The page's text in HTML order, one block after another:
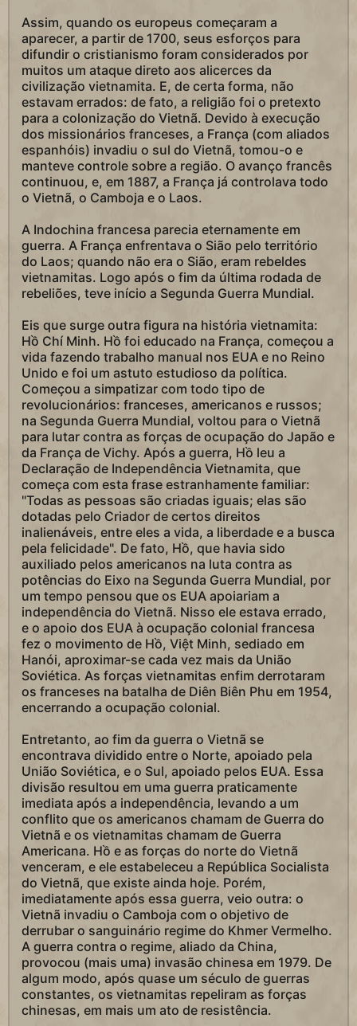
Assim, quando os europeus começaram a
aparecer, a partir de 1700, seus esforços para
difundir o cristianismo foram considerados por
muitos um ataque direto aos alicerces da
civilização vietnamita. E, de certa forma, não
estavam errados: de fato, a religião foi o pretexto
para a colonização do Vietnã. Devido à execução
dos missionários franceses, a França (com aliados
espanhóis) invadiu o sul do Vietnã, tomou-o e
manteve controle sobre a região. O avanço francês
continuou, e, em 1887, a França já controlava todo
o Vietnã, o Camboja e o Laos.
A Indochina francesa parecia eternamente em
guerra. A França enfrentava o Sião pelo território
do Laos; quando não era o Sião, eram rebeldes
vietnamitas. Logo após o fim da última rodada de
rebeliões, teve início a Segunda Guerra Mundial.
Eis que surge outra figura na história vietnamita:
Hồ Chí Minh. Hồ foi educado na França, começou a
vida fazendo trabalho manual nos EUA e no Reino
Unido e foi um astuto estudioso da política.
Começou a simpatizar com todo tipo de
revolucionários: franceses, americanos e russos;
na Segunda Guerra Mundial, voltou para o Vietnã
para lutar contra as forças de ocupação do Japão e
da França de Vichy. Após a guerra, Hồ leu a
Declaração de Independência Vietnamita, que
começa com esta frase estranhamente familiar:
"Todas as pessoas são criadas iguais; elas são
dotadas pelo Criador de certos direitos
inalienáveis, entre eles a vida, a liberdade e a busca
pela felicidade". De fato, Hồ, que havia sido
auxiliado pelos americanos na luta contra as
potências do Eixo na Segunda Guerra Mundial, por
um tempo pensou que os EUA apoiariam a
independência do Vietnã. Nisso ele estava errado,
e o apoio dos EUA à ocupação colonial francesa
fez o movimento de Hồ, Việt Minh, sediado em
Hanói, aproximar-se cada vez mais da União
Soviética. As forças vietnamitas enfim derrotaram
os franceses na batalha de Diên Biên Phu em 1954,
encerrando a ocupação colonial.
Entretanto, ao fim da guerra o Vietnã se
encontrava dividido entre o Norte, apoiado pela
União Soviética, e o Sul, apoiado pelos EUA. Essa
divisão resultou em uma guerra praticamente
imediata após a independência, levando a um
conflito que os americanos chamam de Guerra do
Vietnã e os vietnamitas chamam de Guerra
Americana. Hồ e as forças do norte do Vietnã
venceram, e ele estabeleceu a República Socialista
do Vietnã, que existe ainda hoje. Porém,
imediatamente após essa guerra, veio outra: o
Vietnã invadiu o Camboja com o objetivo de
derrubar o sanguinário regime do Khmer Vermelho.
A guerra contra o regime, aliado da China,
provocou (mais uma) invasão chinesa em 1979. De
algum modo, após quase um século de guerras
constantes, os vietnamitas repeliram as forças
chinesas, em mais um ato de resistência.